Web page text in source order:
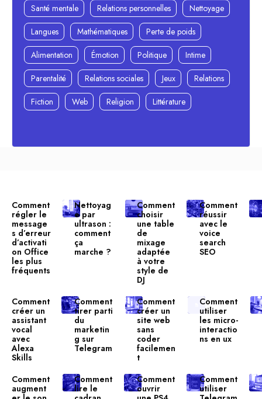
Santé mentale
Relations personnelles
Nettoyage
Langues
Mathématiques
Perte de poids
Alimentation
Émotion Politique
Intime
Parentalité
Relations sociales Jeux
Relations
Fiction
Web Religion Littérature
Comment
régler le
message
s d’erreur
d’activati
on Office
les plus
fréquents
Nettoyag
e par
ultrason :
comment
ça
marche ?
Comment
choisir
une table
de
mixage
adaptée
à votre
style de
DJ
Comment
réussir
avec le
voice
search
SEO
Comment
créer un
assistant
vocal
avec
Alexa
Skills
Comment
tirer parti
du
marketin
g sur
Telegram
Comment
créer un
site web
sans
coder
facilemen
t
Comment
utiliser
les micro-
interactio
ns en ux
Comment
augment
Comment
lire le
Comment
ouvrir
Comment
utiliser